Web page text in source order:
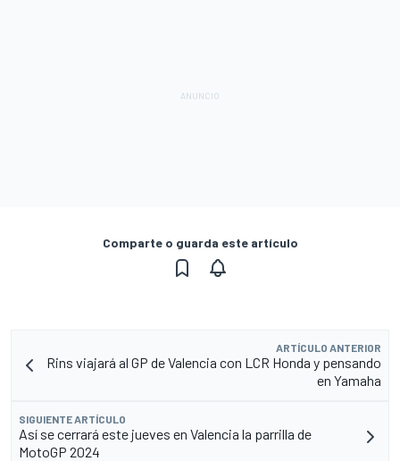
Comparte o guarda este artículo
ARTÍCULO ANTERIOR
Rins viajará al GP de Valencia con LCR Honda y pensando
en Yamaha
SIGUIENTE ARTÍCULO
Así se cerrará este jueves en Valencia la parrilla de
MotoGP 2024